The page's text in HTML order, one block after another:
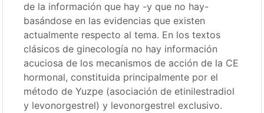
de la información que hay -y que no hay-
basándose en las evidencias que existen
actualmente respecto al tema. En los textos
clásicos de ginecología no hay información
acuciosa de los mecanismos de acción de la CE
hormonal, constituida principalmente por el
método de Yuzpe (asociación de etinilestradiol
y levonorgestrel) y levonorgestrel exclusivo.